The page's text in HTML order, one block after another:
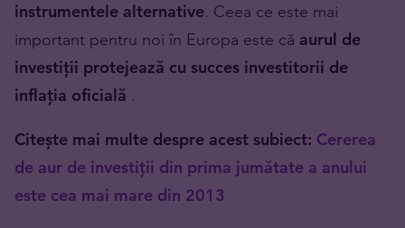
instrumentele alternative. Ceea ce este mai
important pentru noi în Europa este că aurul de
investiții protejează cu succes investitorii de
inflația oficială .
Citește mai multe despre acest subiect: Cererea
de aur de investiții din prima jumătate a anului
este cea mai mare din 2013